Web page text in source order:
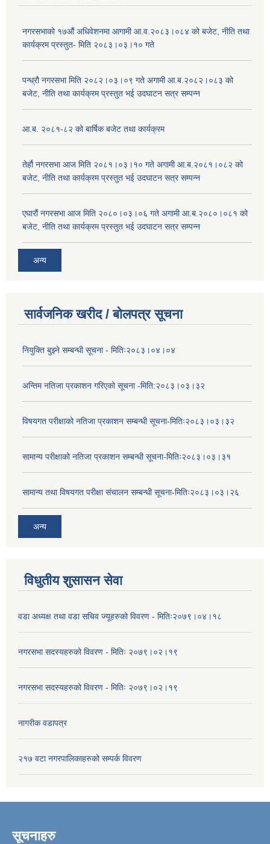
नगरसभाको १७औं अधिवेशनमा आगामी आ.व.२०८३।०८४ को बजेट, नीति तथा
कार्यक्रम प्रस्तुत- मिति २०८३।०३।१० गते
पन्ध्रौ नगरसभा मिति २०८२।०३।०९ गते अगामी आ.ब.२०८२।०८३ को
बजेट, नीति तथा कार्यक्रम प्रस्तुत भई उदघाटन सत्र सम्पन्न
आ.ब. २०८१-८२ को बार्षिक बजेट तथा कार्यक्रम
तेर्हौ नगरसभा आज मिति २०८१।०३।१० गते अगामी आ.ब.२०८१।०८२ को
बजेट, नीति तथा कार्यक्रम प्रस्तुत भई उदघाटन सत्र सम्पन्न
एघारौं नगरसभा आज मिति २०८०।०३।०६ गते अगामी आ.ब.२०८०।०८१ को
बजेट, नीति तथा कार्यक्रम प्रस्तुत भई उदघाटन सत्र सम्पन्न
अन्य
सार्वजनिक खरीद / बोलपत्र सूचना
नियुक्ति बुझ्ने सम्बन्धी सूचना - मितिः२०८३।०४।०४
अन्तिम नतिजा प्रकाशन गरिएको सूचना -मिति:२०८३।०३।३२
विषयगत परीक्षाको नतिजा प्रकाशन सम्बन्धी सूचना-मितिः२०८३।०३।३२
सामान्य परीक्षाको नतिजा प्रकाशन सम्बन्धी सूचना-मितिः२०८३।०३।३१
सामान्य तथा विषयगत परीक्षा संचालन सम्बन्धी सूचना-मितिः२०८३।०३।२६
अन्य
विधुतीय शुसासन सेवा
वडा अध्यक्ष तथा वडा सचिव ज्यूहरुको विवरण - मितिः२०७९।०४।१८
नगरसभा सदस्यहरुको विवरण - मितिः २०७९।०२।१९
नगरसभा सदस्यहरुको विवरण - मितिः २०७९।०२।१९
नागरीक वडापत्र
२१७ वटा नगरपालिकाहरुको सम्पर्क विवरण
सूचनाहरु